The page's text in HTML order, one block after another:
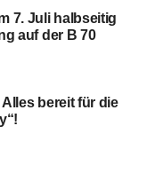
7. Juli halb­sei­tig
auf der B 70
bereit für die